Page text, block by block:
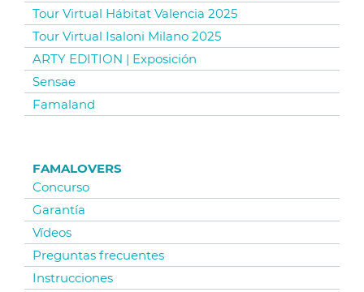
Tour Virtual Hábitat Valencia 2025
Tour Virtual Isaloni Milano 2025
ARTY EDITION | Exposición
Sensae
Famaland
FAMALOVERS
Concurso
Garantía
Vídeos
Preguntas frecuentes
Instrucciones